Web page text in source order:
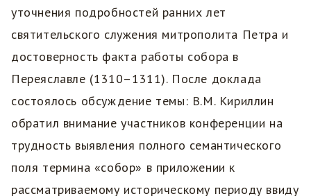
уточнения подробностей ранних лет
святительского служения митрополита Петра и
достоверность факта работы собора в
Переяславле (1310–1311). После доклада
состоялось обсуждение темы: В.М. Кириллин
обратил внимание участников конференции на
трудность выявления полного семантического
поля термина «собор» в приложении к
рассматриваемому историческому периоду ввиду